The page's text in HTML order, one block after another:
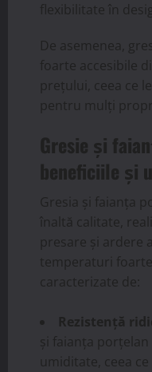
flexibilitate în
De asemenea,
foarte accesibile
prețului, ceea ce
pentru mulți
Gresie și
beneficiile și
Gresia și faianța
înaltă calitate,
presare și ardere
temperaturi
caracterizate de:
Rezistență
și faianța
umiditate, ceea